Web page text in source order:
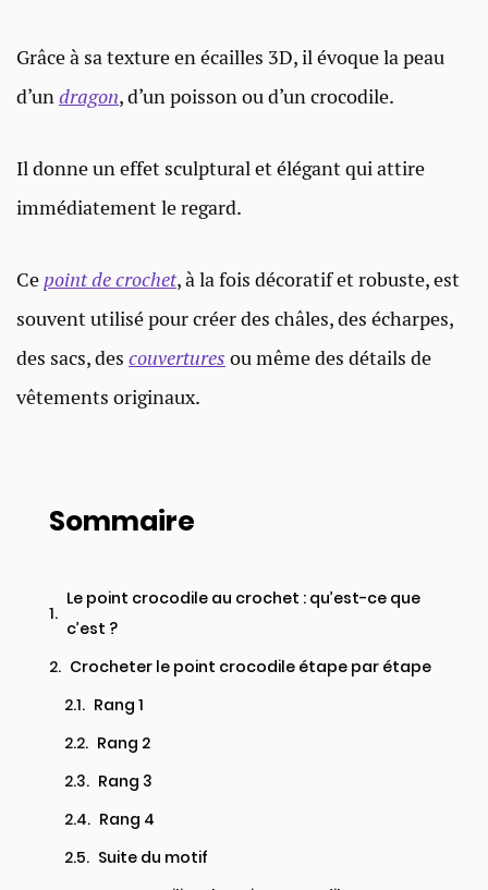
Grâce à sa texture en écailles 3D, il évoque la peau
d’undragon, d’un poisson ou d’un crocodile.
Il donne un effet sculptural et élégant qui attire
immédiatement le regard.
Ce point de crochet, à la fois décoratif et robuste, est
souvent utilisé pour créer des châles, des écharpes,
des sacs, des couvertures ou même des détails de
vêtements originaux.
Sommaire
Le point crocodile au crochet : qu’est-ce que
c’est ?
Crocheter le point crocodile étape par étape
Rang 1
Rang 2
Rang 3
Rang 4
Suite du motif